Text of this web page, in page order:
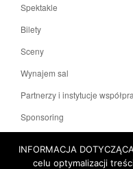
INFORMACJA
celu optymalizacji
Spektakle
Bilety
Sceny
Wynajem sal
Partnerzy i instytucje
Sponsoring
KONTAKT